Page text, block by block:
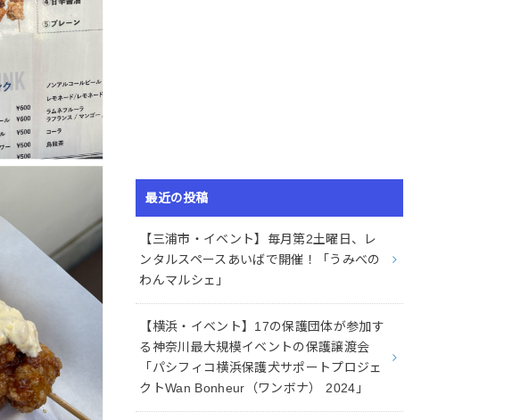
最近の投稿
【三浦市・イベント】毎月第2土曜日、レ
ンタルスペースあいばで開催！「うみべの
わんマルシェ」
【横浜・イベント】17の保護団体が参加す
る神奈川最大規模イベントの保護譲渡会
「パシフィコ横浜保護犬サポートプロジェ
クトWan Bonheur（ワンボナ） 2024」